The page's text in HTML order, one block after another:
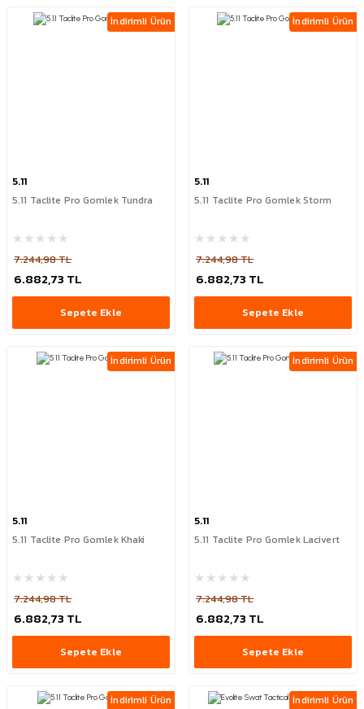
İndirimli Ürün
5.11
5.11 Taclite Pro Gomlek Tundra
7.244,98 TL
6.882,73 TL
Sepete Ekle
İndirimli Ürün
5.11
5.11 Taclite Pro Gomlek Storm
7.244,98 TL
6.882,73 TL
Sepete Ekle
İndirimli Ürün
5.11
5.11 Taclite Pro Gomlek Khaki
7.244,98 TL
6.882,73 TL
Sepete Ekle
İndirimli Ürün
5.11
5.11 Taclite Pro Gomlek Lacivert
7.244,98 TL
6.882,73 TL
Sepete Ekle
İndirimli Ürün İndirimli Ürün